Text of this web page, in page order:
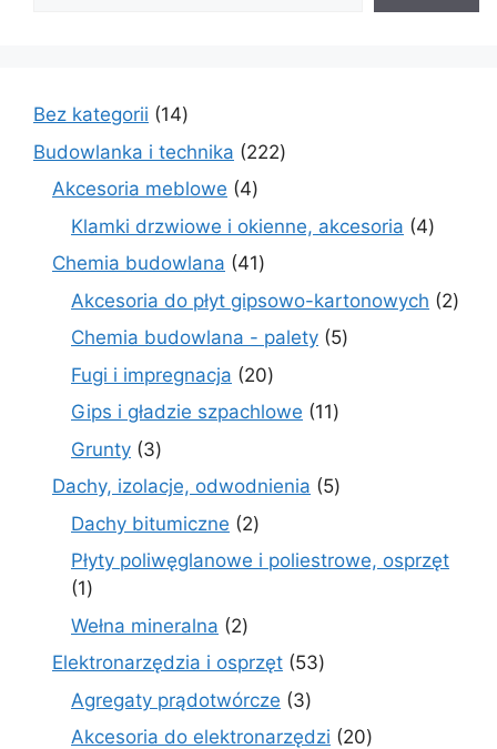
Bez kategorii 1414
produktów
Budowlanka i technika 222222
Akcesoria meblowe 44
produkty
Klamki drzwiowe i okienne, akcesoria 44
Chemia budowlana 4141
produktów
Akcesoria do płyt gipsowo-kartonowych 22
Chemia budowlana - palety 55
Fugi i impregnacja 2020
produktów
Gips i gładzie szpachlowe 1111
Grunty 33
produkty
Dachy, izolacje, odwodnienia 55
Dachy bitumiczne 22
produkty
Płyty poliwęglanowe i poliestrowe, osprzęt
11
produkt
Wełna mineralna 22
produkty
Elektronarzędzia i osprzęt 5353
Agregaty prądotwórcze 33
produkty
Akcesoria do elektronarzędzi 2020